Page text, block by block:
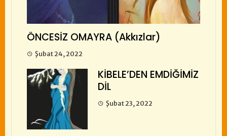
ÖNCESİZ OMAYRA (Akkızlar)
Şubat 24, 2022
KİBELE’DEN EMDİĞİMİZ
DİL
Şubat 23, 2022